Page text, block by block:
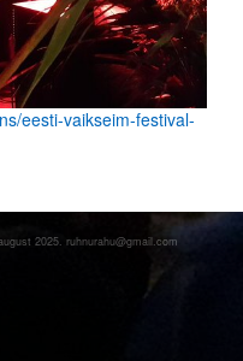
eesti-vaikseim-festival-
2025. ruhnurahu@gmail.com